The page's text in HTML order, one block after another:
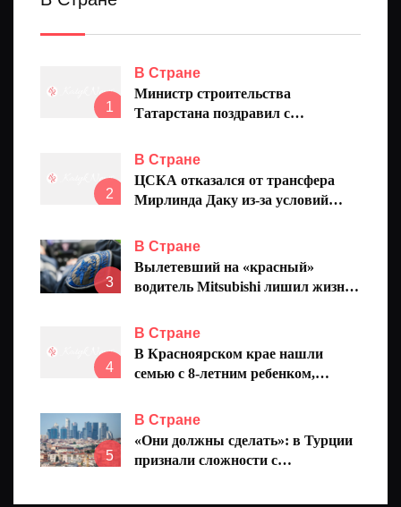
1
В Стране
Министр строительства
Татарстана поздравил с
представителей отрасли
2
В Стране
ЦСКА отказался от трансфера
Мирлинда Даку из-за условий
3
В Стране
Вылетевший на «красный»
водитель Mitsubishi лишил жизни
4
В Стране
В Красноярском крае нашли
семью с 8-летним ребенком,
5
В Стране
«Они должны сделать»: в Турции
признали сложности с